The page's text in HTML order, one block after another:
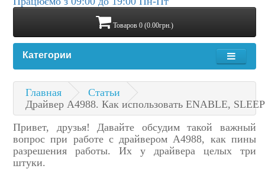
Товаров 0 (0.00грн.)
Категории
Главная
Статьи
Драйвер A4988. Как использовать ENABLE,
Привет, друзья! Давайте обсудим такой важный
вопрос при работе с драйвером A4988, как пины
разрешения работы. Их у драйвера целых три
штуки.